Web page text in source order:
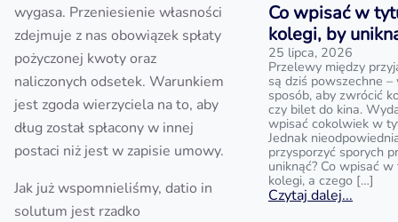
wygasa. Przeniesienie własności
zdejmuje z nas obowiązek spłaty
pożyczonej kwoty oraz
naliczonych odsetek. Warunkiem
jest zgoda wierzyciela na to, aby
dług został spłacony w innej
postaci niż jest w zapisie umowy.
Jak już wspomnieliśmy, datio in
solutum jest rzadko
Co wpisać w
kolegi, by
25 lipca, 2026
Przelewy między
są dziś powszechne
sposób, aby zwrócić
czy bilet do kina.
wpisać cokolwiek w
Jednak
przysporzyć sporych
uniknąć? Co wpisać
kolegi, a czego […]
Czytaj dalej...